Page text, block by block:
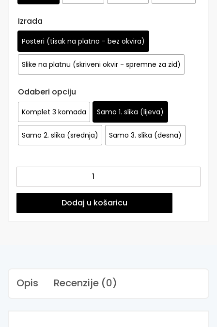
Izrada
Posteri (tisak na platno - bez okvira)
Slike na platnu (skriveni okvir - spremne za zid)
Odaberi opciju
Komplet 3 komada Samo 1. slika (lijeva)
Samo 2. slika (srednja) Samo 3. slika (desna)
Slike
platnu
Dodaj u košaricu
Opis Recenzije (0)